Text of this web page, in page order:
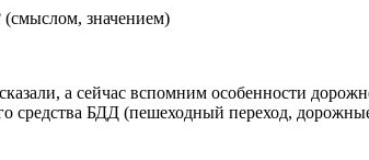
значением)
а сейчас вспомним особенности
средства БДД (пешеходный переход,